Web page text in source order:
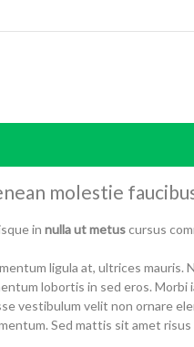
molestie
in nulla ut metuscursus
ligula at, ultrices
lobortis in sed eros. Morbi
vestibulum velit non ornare
Sed mattis sit amet risus